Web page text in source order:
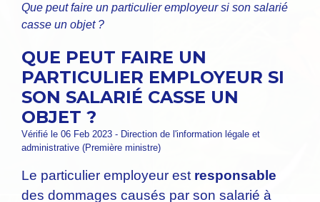
Que peut faire un particulier employeur si son salarié
casse un objet ?
QUE PEUT FAIRE UN
PARTICULIER EMPLOYEUR SI
SON SALARIÉ CASSE UN
OBJET ?
Vérifié le 06 Feb 2023 - Direction de l'information légale et
administrative (Première ministre)
Le particulier employeur est responsable
des dommages causés par son salarié à